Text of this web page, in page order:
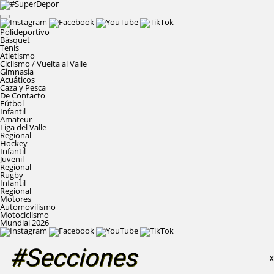
Polideportivo
Básquet
Tenis
Atletismo
Ciclismo / Vuelta al Valle
Gimnasia
Acuáticos
Caza y Pesca
De Contacto
Fútbol
Infantil
Amateur
Liga del Valle
Regional
Hockey
Infantil
Juvenil
Regional
Rugby
Infantil
Regional
Motores
Automovilismo
Motociclismo
Mundial 2026
#Secciones X